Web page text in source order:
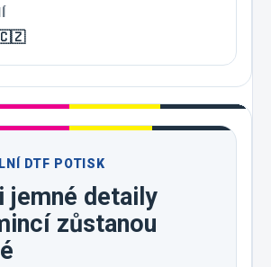
🇨🇿
DTF POTISK
jemné detaily
zůstanou